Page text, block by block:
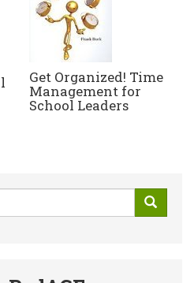
Get Organized! Time
Management for
School Leaders